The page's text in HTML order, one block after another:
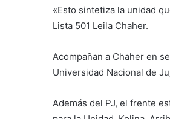
«Esto sintetiza la unidad
Lista 501 Leila Chaher.
Acompañan a Chaher en
Universidad Nacional de
Además del PJ, el frente